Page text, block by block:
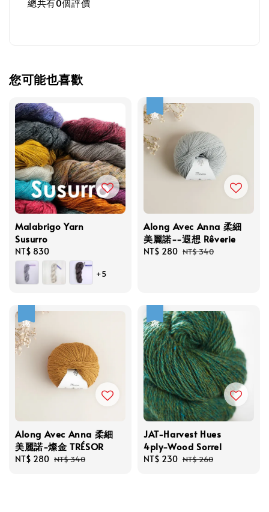
總共有0個評價
您可能也喜歡
Malabrigo Yarn
Susurro
Regular
price
NT$ 830
+5
Along Avec Anna 柔細
美麗諾--遐想 Rêverie
Sale
NT$ 280 Regular
NT$ 340
Along Avec Anna 柔細
美麗諾-燦金 TRÉSOR
Sale
NT$ 280 Regular
NT$ 340
JAT-Harvest Hues
4ply-Wood Sorrel
Sale
NT$ 230 Regular
NT$ 260